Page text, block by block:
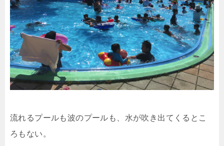
流れるプールも波のプールも、水が吹き出てくるとこ
ろもない。